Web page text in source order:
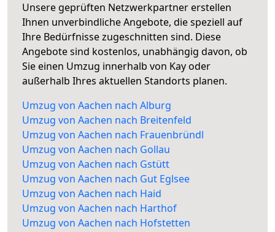
Unsere geprüften Netzwerkpartner erstellen
Ihnen unverbindliche Angebote, die speziell auf
Ihre Bedürfnisse zugeschnitten sind. Diese
Angebote sind kostenlos, unabhängig davon, ob
Sie einen Umzug innerhalb von Kay oder
außerhalb Ihres aktuellen Standorts planen.
Umzug von Aachen nach Alburg
Umzug von Aachen nach Breitenfeld
Umzug von Aachen nach Frauenbründl
Umzug von Aachen nach Gollau
Umzug von Aachen nach Gstütt
Umzug von Aachen nach Gut Eglsee
Umzug von Aachen nach Haid
Umzug von Aachen nach Harthof
Umzug von Aachen nach Hofstetten